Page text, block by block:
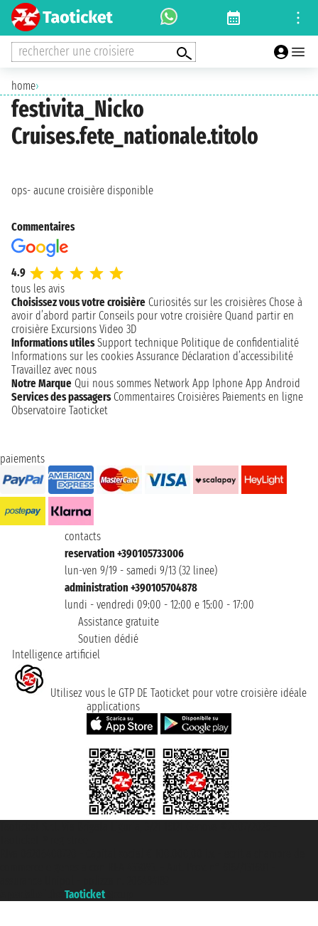
rechercher une croisiere
home›
festivita_Nicko
Cruises.fete_nationale.titolo
ops- aucune croisière disponible
Commentaires
4.9
tous les avis
Choisissez vous votre croisière Curiosités sur les croisières Chose à
avoir d’abord partir Conseils pour votre croisière Quand partir en
croisière Excursions Video 3D
Informations utiles Support technique Politique de confidentialité
Informations sur les cookies Assurance Déclaration d’accessibilité
Travaillez avec nous
Notre Marque Qui nous sommes Network App Iphone App Android
Services des passagers Commentaires Croisières Paiements en ligne
Observatoire Taoticket
paiements
contacts
reservation +390105733006
lun-ven 9/19 - samedi 9/13 (32 linee)
administration +390105704878
lundi - vendredi 09:00 - 12:00 e 15:00 - 17:00
Assistance gratuite
Soutien dédié
Intelligence artificiel
Utilisez vous le GTP DE Taoticket pour votre croisière idéale
applications
Taoticket